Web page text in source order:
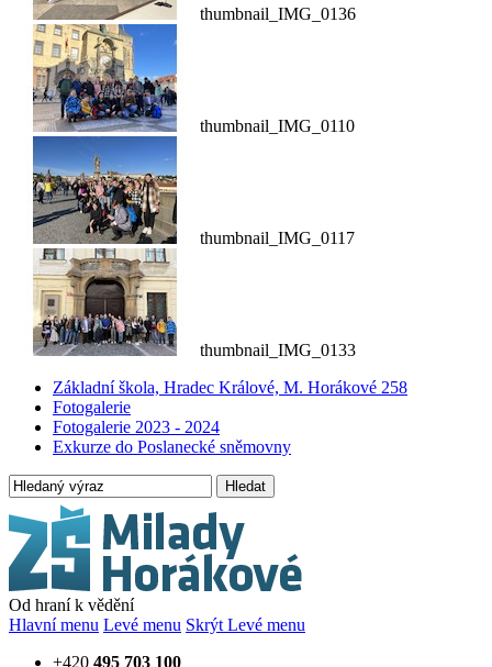
thumbnail_IMG_0136
thumbnail_IMG_0110
thumbnail_IMG_0117
thumbnail_IMG_0133
Základní škola, Hradec Králové, M. Horákové 258
Fotogalerie
Fotogalerie 2023 - 2024
Exkurze do Poslanecké sněmovny
Hledat
Od hraní k vědění
Hlavní menu Levé menu Skrýt Levé menu
+420 495 703 100